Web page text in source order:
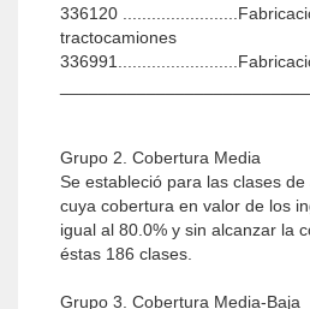
336120
tractocamiones
Grupo 2. Cobertura Media
Se estableció para las clases
cuya cobertura en valor de los
igual al 80.0% y sin alcanzar la
éstas 186 clases.
Grupo 3. Cobertura Media-Baja